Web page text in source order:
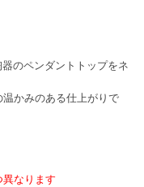
のペンダントトップをネ
かみのある仕上がりで
なります